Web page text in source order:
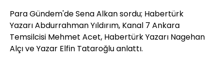
Para Gündem'de Sena Alkan sordu; Habertürk
Yazarı Abdurrahman Yıldırım, Kanal 7 Ankara
Temsilcisi Mehmet Acet, Habertürk Yazarı Nagehan
Alçı ve Yazar Elfin Tataroğlu anlattı.